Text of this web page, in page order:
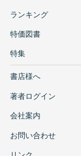
ランキング
特価図書
特集
書店様へ
著者ログイン
会社案内
お問い合わせ